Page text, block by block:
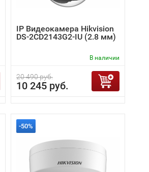
IP Видеокамера Hikvision
DS-2CD2143G2-IU (2.8 мм)
В наличии
20 490 руб.
10 245 руб.
-50%